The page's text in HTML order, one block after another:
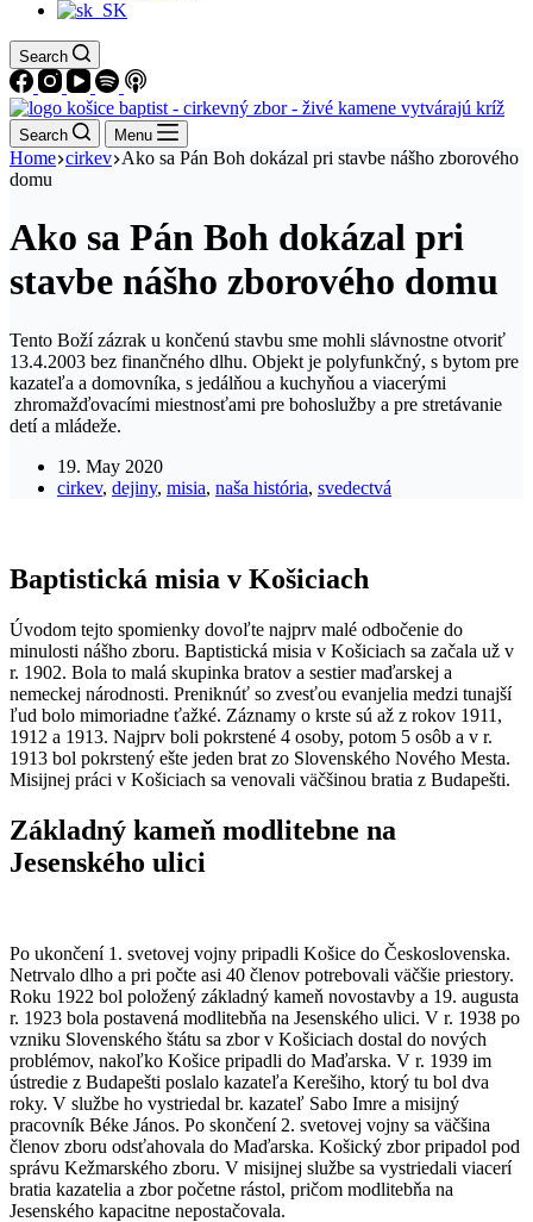
Search
Search Menu
Home cirkev Ako sa Pán Boh dokázal pri stavbe nášho zborového
domu
Ako sa Pán Boh dokázal pri
stavbe nášho zborového domu
Tento Boží zázrak u končenú stavbu sme mohli slávnostne otvoriť
13.4.2003 bez finančného dlhu. Objekt je polyfunkčný, s bytom pre
kazateľa a domovníka, s jedálňou a kuchyňou a viacerými
zhromažďovacími miestnosťami pre bohoslužby a pre stretávanie
detí a mládeže.
19. May 2020
cirkev, dejiny, misia, naša história, svedectvá
Baptistická misia v Košiciach
Úvodom tejto spomienky dovoľte najprv malé odbočenie do
minulosti nášho zboru. Baptistická misia v Košiciach sa začala už v
r. 1902. Bola to malá skupinka bratov a sestier maďarskej a
nemeckej národnosti. Preniknúť so zvesťou evanjelia medzi tunajší
ľud bolo mimoriadne ťažké. Záznamy o krste sú až z rokov 1911,
1912 a 1913. Najprv boli pokrstené 4 osoby, potom 5 osôb a v r.
1913 bol pokrstený ešte jeden brat zo Slovenského Nového Mesta.
Misijnej práci v Košiciach sa venovali väčšinou bratia z Budapešti.
Základný kameň modlitebne na
Jesenského ulici
Po ukončení 1. svetovej vojny pripadli Košice do Československa.
Netrvalo dlho a pri počte asi 40 členov potrebovali väčšie priestory.
Roku 1922 bol položený základný kameň novostavby a 19. augusta
r. 1923 bola postavená modlitebňa na Jesenského ulici. V r. 1938 po
vzniku Slovenského štátu sa zbor v Košiciach dostal do nových
problémov, nakoľko Košice pripadli do Maďarska. V r. 1939 im
ústredie z Budapešti poslalo kazateľa Kerešiho, ktorý tu bol dva
roky. V službe ho vystriedal br. kazateľ Sabo Imre a misijný
pracovník Béke János. Po skončení 2. svetovej vojny sa väčšina
členov zboru odsťahovala do Maďarska. Košický zbor pripadol pod
správu Kežmarského zboru. V misijnej službe sa vystriedali viacerí
bratia kazatelia a zbor početne rástol, pričom modlitebňa na
Jesenského kapacitne nepostačovala.